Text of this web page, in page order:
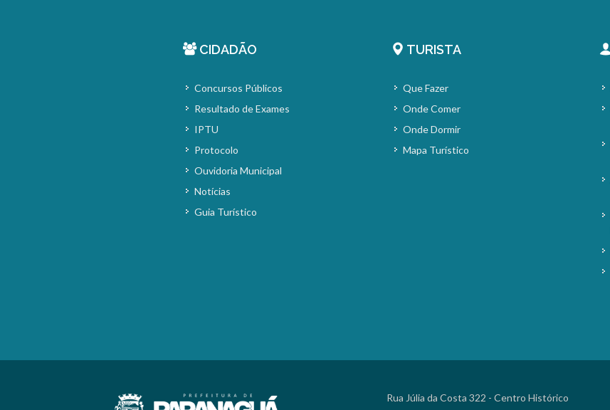
CIDADÃO
Concursos Públicos
Resultado de Exames
IPTU
Protocolo
Ouvidoria Municipal
Notícias
Guia Turístico
TURISTA
Que Fazer
Onde Comer
Onde Dormir
Mapa Turístico
Rua Júlia da Costa 322 - Centro Histórico